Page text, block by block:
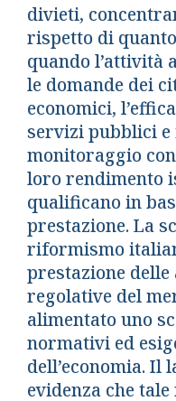
divieti,
rispetto di
quando
le domande dei
economici,
servizi pubblici
monitoraggio
loro rendimento
qualificano in
prestazione. La
riformismo
prestazione
regolative del
alimentato uno
normativi ed
dell’economia. Il
evidenza che